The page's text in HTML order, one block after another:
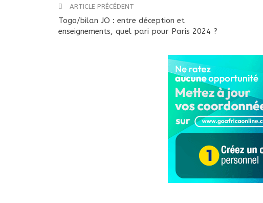
ARTICLE PRÉCÉDENT
Togo/bilan JO : entre déception et
enseignements, quel pari pour Paris 2024 ?